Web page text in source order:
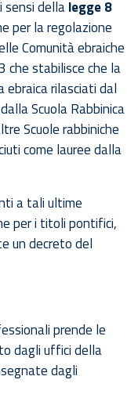
sensi dellalegge 8
per la regolazione
Comunità ebraiche
che stabilisce che la
ebraica rilasciati dal
Scuola Rabbinica
Scuole rabbiniche
come lauree dalla
a tali ultime
per i titoli pontifici,
un decreto del
prende le
dagli uffici della
dagli